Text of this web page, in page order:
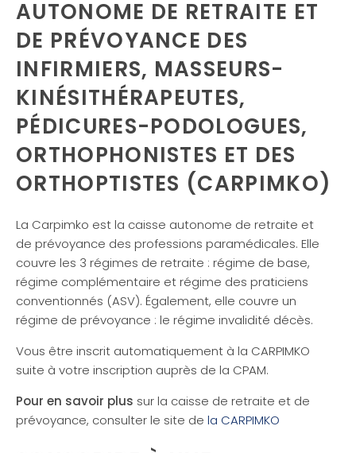
AUTONOME DE RETRAITE ET
DE PRÉVOYANCE DES
INFIRMIERS, MASSEURS-
KINÉSITHÉRAPEUTES,
PÉDICURES-PODOLOGUES,
ORTHOPHONISTES ET DES
ORTHOPTISTES (CARPIMKO)
La Carpimko est la caisse autonome de retraite et
de prévoyance des professions paramédicales. Elle
couvre les 3 régimes de retraite : régime de base,
régime complémentaire et régime des praticiens
conventionnés (ASV). Également, elle couvre un
régime de prévoyance : le régime invalidité décès.
Vous être inscrit automatiquement à la CARPIMKO
suite à votre inscription auprès de la CPAM.
Pour en savoir plus sur la caisse de retraite et de
prévoyance, consulter le site de la CARPIMKO